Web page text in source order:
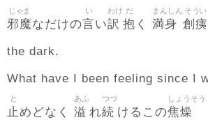
邪魔
じゃま
なだけの言
い
い訳
わけ
抱
だ
く 満身
まんしん
創痍
そうい
the dark.
What have I been feeling since I
止
と
めどなく 溢
あふ
れ続
つづ
けるこの焦燥
しょうそう